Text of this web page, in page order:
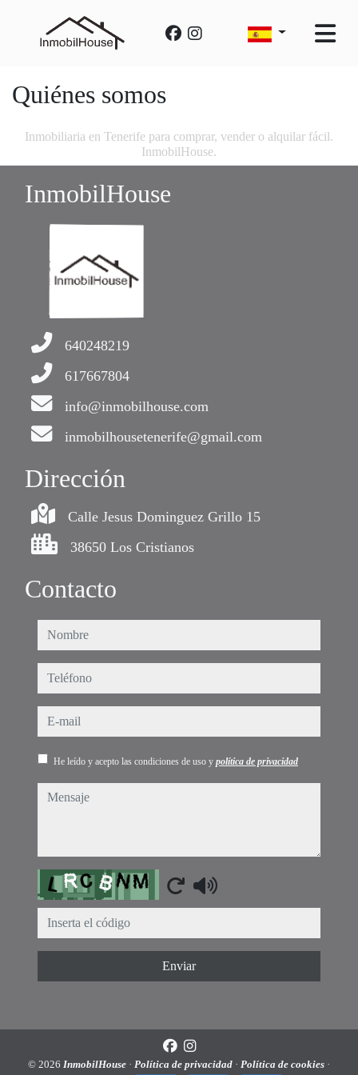
Quiénes somos
Inmobiliaria en Tenerife para comprar, vender o alquilar fácil.
InmobilHouse.
InmobilHouse
640248219
617667804
info@inmobilhouse.com
inmobilhousetenerife@gmail.com
Dirección
Calle Jesus Dominguez Grillo 15
38650 Los Cristianos
Contacto
nombre
teléfono
e-mail
He leído y acepto las condiciones de uso y política de privacidad
mensaje
Captcha
Enviar
© 2026 InmobilHouse · Política de privacidad · Política de cookies ·